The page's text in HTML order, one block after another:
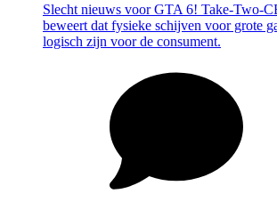
Slecht nieuws voor GTA 6! Take-Two-
beweert dat fysieke schijven voor grote
logisch zijn voor de consument.